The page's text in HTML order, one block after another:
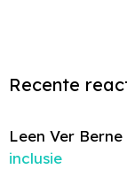
Recente
Leen Ver Berne
inclusie